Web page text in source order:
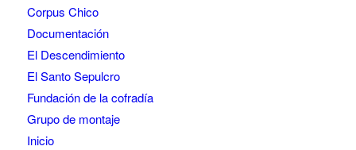
Corpus Chico
Documentación
El Descendimiento
El Santo Sepulcro
Fundación de la cofradía
Grupo de montaje
Inicio